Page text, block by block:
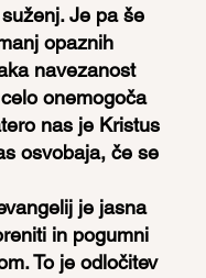
Je pa še
opaznih
navezanost
onemogoča
nas je Kristus
osvobaja, če se
je jasna
in pogumni
To je odločitev